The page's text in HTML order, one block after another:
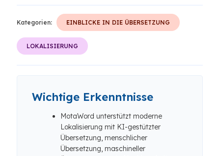
Kategorien: EINBLICKE IN DIE ÜBERSETZUNG
LOKALISIERUNG
Wichtige Erkenntnisse
MotaWord unterstützt moderne
Lokalisierung mit KI-gestützter
Übersetzung, menschlicher
Übersetzung, maschineller